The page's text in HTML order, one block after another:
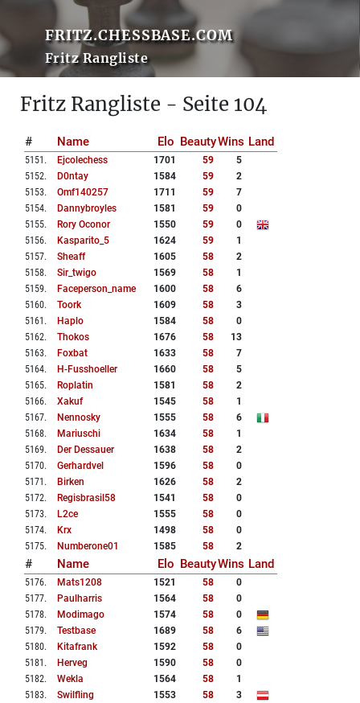
FRITZ.CHESSBASE.COM
Fritz Rangliste
Fritz Rangliste - Seite 104
# Name Elo BeautyWins Land
5151 . Ejcolechess 1701 59
5
5152. D0ntay 1584 59
2
5153. Omf140257 1711 59
7
5154. Dannybroyles 1581 59
0
5155. Rory Oconor 1550 59
0
5156. Kasparito_5 1624 59
1
5157. Sheaff 1605 58
2
5158. Sir_twigo 1569 58
1
5159. Faceperson_name 1600 58
6
5160. Toork 1609 58
3
5161 . Haplo 1584 58
0
5162. Thokos 1676 58
13
5163. Foxbat 1633 58
7
5164. H-Fusshoeller 1660 58
5
5165. Roplatin 1581 58
2
5166. Xakuf 1545 58
1
5167. Nennosky 1555 58
6
5168. Mariuschi 1634 58
1
5169. Der Dessauer 1638 58
2
5170. Gerhardvel 1596 58
0
5171 . Birken 1626 58
2
5172. Regisbrasil58 1541 58
0
5173. L2ce 1555 58
0
5174. Krx 1498 58
0
5175. Numberone01 1585 58 2
# Name Elo BeautyWins Land
5176. Mats1208 1521 58
0
5177. Paulharris 1564 58
0
5178. Modimago 1574 58
0
5179. Testbase 1689 58
6
5180. Kitafrank 1592 58
0
5181 . Herveg 1590 58
0
5182. Wekla 1564 58
1
5183. Swilfling 1553 58
3